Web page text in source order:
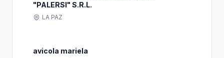
"PALERSI" S.R.L.
LA PAZ
avicola mariela